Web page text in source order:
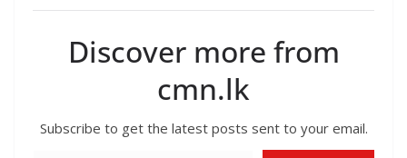
e
b
k
itt
er
ai
l
at
s
A
p
p
er ar
e
Discover more from
cmn.lk
Subscribe to get the latest posts sent to your email.